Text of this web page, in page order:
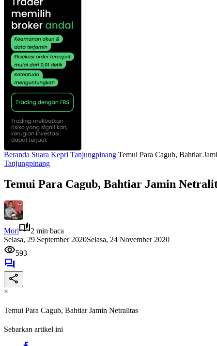
Beranda Suara Kepri Tanjungpinang Temui Para Cagub, Bahtiar
Tanjungpinang
Temui Para Cagub, Bahtiar Jamin
Mori
2 min baca
Selasa, 29 September 2020Selasa, 24 November 2020
593
×
Temui Para Cagub, Bahtiar Jamin Netralitas
Sebarkan artikel ini